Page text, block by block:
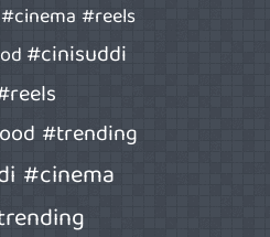
#reels
#cinisuddi
#trending
#cinema